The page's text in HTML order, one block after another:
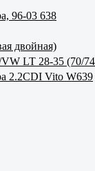
96-03 638
двойная)
VW LT 28-35 (70/
2.2CDI Vito W639